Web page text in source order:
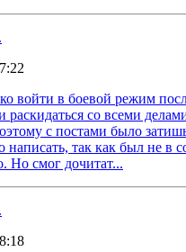
войти в боевой режим
раскидаться со всеми
с постами было
написать, так как был не в
Но смог дочитат...